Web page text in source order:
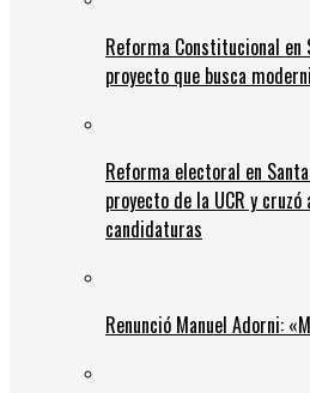
Reforma Constitucional en
proyecto que busca
Reforma electoral en
proyecto de la UCR y
candidaturas
Renunció Manuel Adorni: